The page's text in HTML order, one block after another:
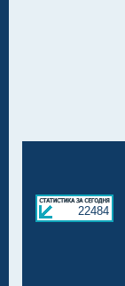
22484